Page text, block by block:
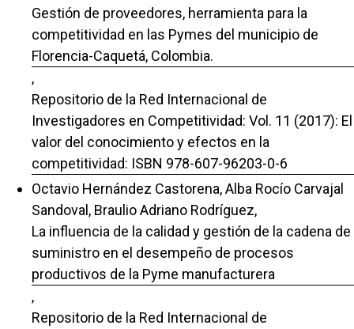
Gestión de proveedores, herramienta para la
competitividad en las Pymes del municipio de
Florencia-Caquetá, Colombia.
,
Repositorio de la Red Internacional de
Investigadores en Competitividad: Vol. 11 (2017): El
valor del conocimiento y efectos en la
competitividad: ISBN 978-607-96203-0-6
Octavio Hernández Castorena, Alba Rocío Carvajal
Sandoval, Braulio Adriano Rodríguez,
La influencia de la calidad y gestión de la cadena de
suministro en el desempeño de procesos
productivos de la Pyme manufacturera
,
Repositorio de la Red Internacional de